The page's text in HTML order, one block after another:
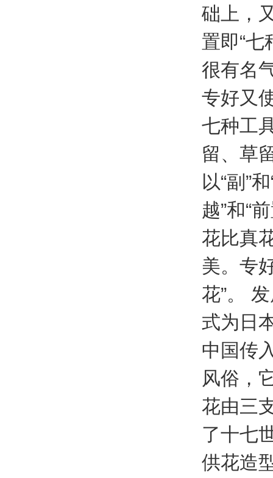
础上，
置即“
很有名
专好又
七种工
留、草
以“副”
越”和“
花比真
美。专
花”。
式为日
中国传
风俗，
花由三
了十七
供花造